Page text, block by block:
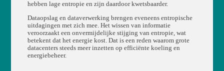
hebben lage entropie en zijn daardoor kwetsbaarder.
Dataopslag en dataverwerking brengen eveneens entropische
uitdagingen met zich mee. Het wissen van informatie
veroorzaakt een onvermijdelijke stijging van entropie, wat
betekent dat het energie kost. Dat is een reden waarom grote
datacenters steeds meer inzetten op efficiënte koeling en
energiebeheer.